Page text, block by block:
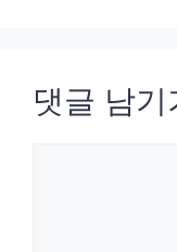
댓글 남기